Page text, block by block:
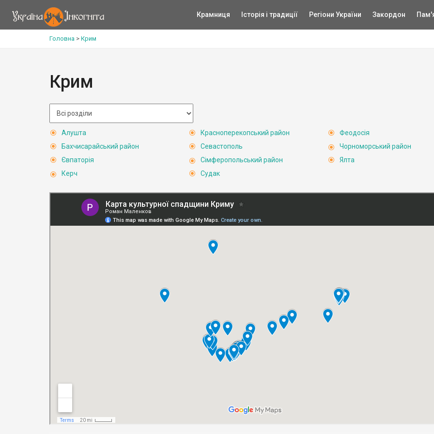
Крамниця Історія і традиції Регіони України Закордон
Головна > Крим
Крим
Алушта
Бахчисарайський район
Євпаторія
Керч
Красноперекопський район
Севастополь
Сімферопольський район
Судак
Феодосія
Чорноморський район
Ялта